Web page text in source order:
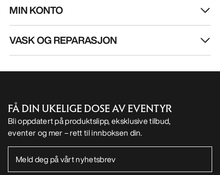
MIN KONTO
VASK OG REPARASJON
FÅ DIN UKELIGE DOSE AV EVENTYR
Bli oppdatert på produktslipp, eksklusive tilbud,
eventer og mer – rett til innboksen din.